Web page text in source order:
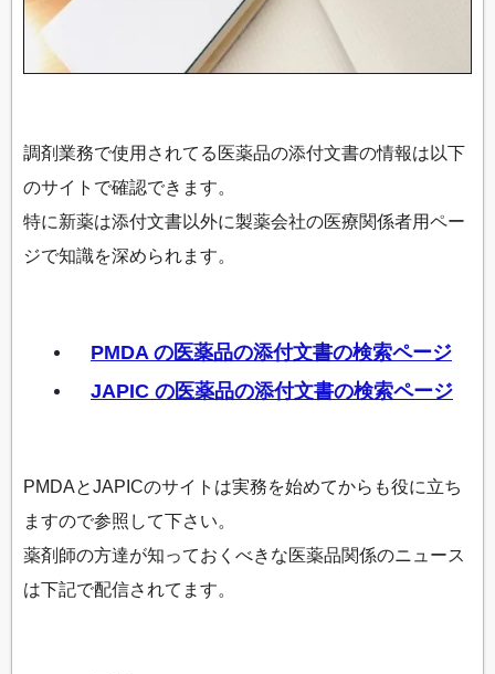
調剤業務で使用されてる医薬品の添付文書の情報は以下
のサイトで確認できます。
特に新薬は添付文書以外に製薬会社の医療関係者用ペー
ジで知識を深められます。
PMDA の医薬品の添付文書の検索ページ
JAPIC の医薬品の添付文書の検索ページ
PMDAとJAPICのサイトは実務を始めてからも役に立ち
ますので参照して下さい。
薬剤師の方達が知っておくべきな医薬品関係のニュース
は下記で配信されてます。